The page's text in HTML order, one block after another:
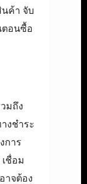
ค้า จับ
ตอนซื้อ
มถึง
งชำระ
การ
ชื่อม
าจต้อง